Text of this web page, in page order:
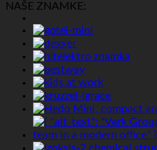
NAŠE ZNAMKE: